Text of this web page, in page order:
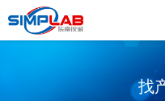
找